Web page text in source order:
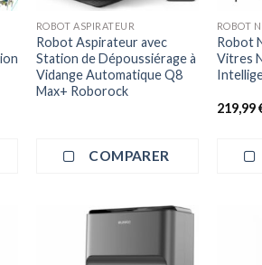
ROBOT ASPIRATEUR
Robot Aspirateur avec
Station de Dépoussiérage à
Vidange Automatique Q8
Max+ Roborock
COMPARER
Robot
Vitres
219,99